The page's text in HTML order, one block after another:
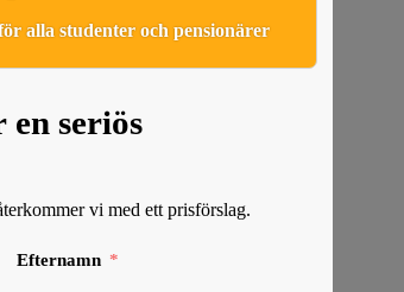
alla studenter och pensionärer
seriös
vi med ett prisförslag.
Efternamn